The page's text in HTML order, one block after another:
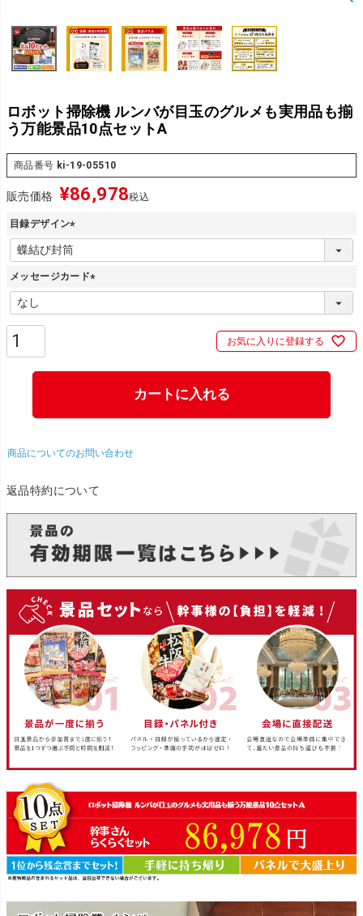
ロボット掃除機 ルンバが目玉のグルメも実用品も揃
う万能景品10点セットA
商品番号 ki-19-05510
販売価格 ¥86,978税込
目録デザイン
(
必
須
)
メッセージカード
必
お気に入りに登録する
カートに入れる
商品についてのお問い合わせ
返品特約について